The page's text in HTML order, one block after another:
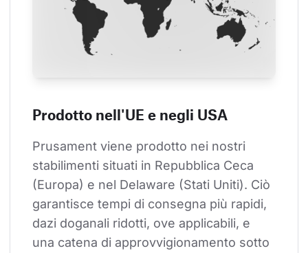
Prodotto nell'UE e negli USA
Prusament viene prodotto nei nostri
stabilimenti situati in Repubblica Ceca
(Europa) e nel Delaware (Stati Uniti). Ciò
garantisce tempi di consegna più rapidi,
dazi doganali ridotti, ove applicabili, e
una catena di approvvigionamento sotto